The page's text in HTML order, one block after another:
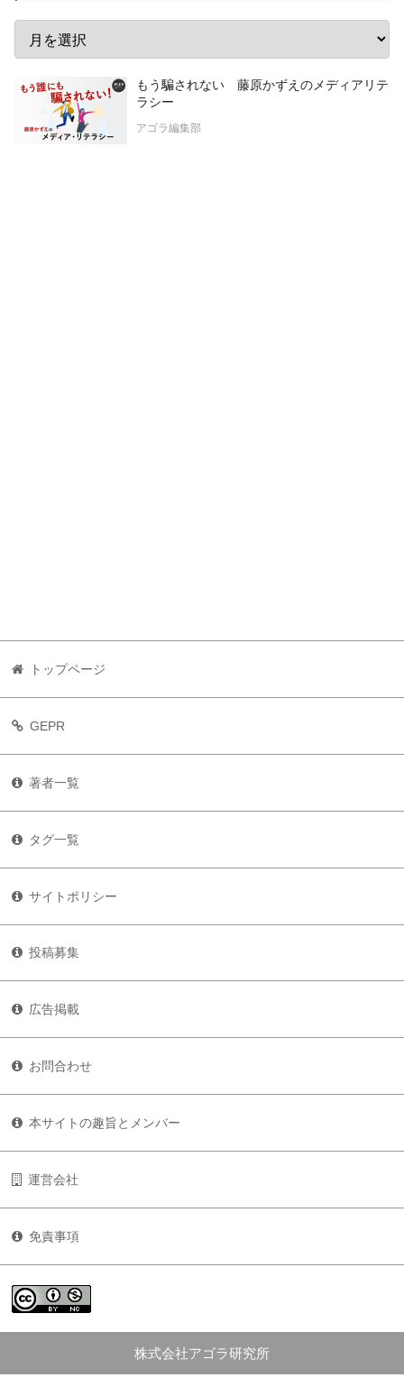
もう騙されない 藤原かずえのメディアリテ
ラシー
アゴラ編集部
トップページ
GEPR
著者一覧
タグ一覧
サイトポリシー
投稿募集
広告掲載
お問合わせ
本サイトの趣旨とメンバー
運営会社
免責事項
株式会社アゴラ研究所